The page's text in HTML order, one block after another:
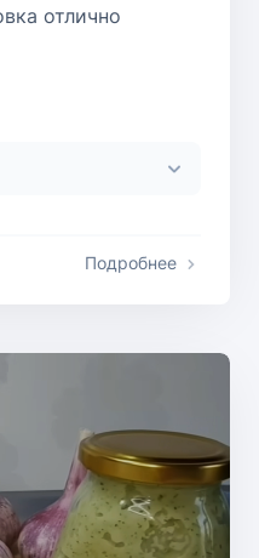
отлично
Подробнее